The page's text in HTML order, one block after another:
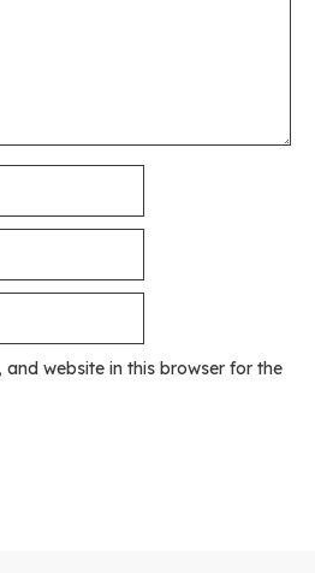
and website in this browser for the